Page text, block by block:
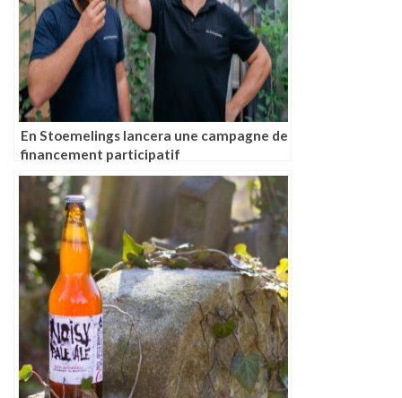
En Stoemelings lancera une campagne de
financement participatif